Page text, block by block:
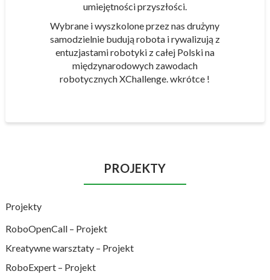
umiejętności przyszłości.
Wybrane i wyszkolone przez nas drużyny
samodzielnie budują robota i rywalizują z
entuzjastami robotyki z całej Polski na
międzynarodowych zawodach
robotycznych XChallenge. wkrótce !
PROJEKTY
Projekty
RoboOpenCall – Projekt
Kreatywne warsztaty – Projekt
RoboExpert – Projekt